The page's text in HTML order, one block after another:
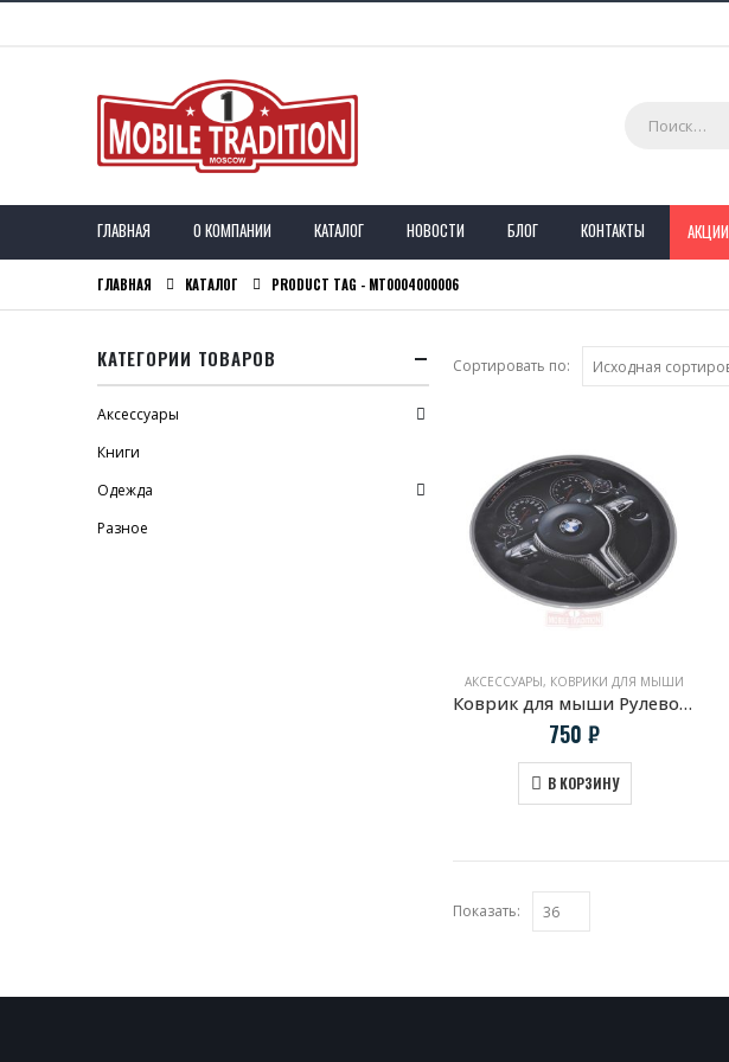
ГЛАВНАЯ О КОМПАНИИ КАТАЛОГ НОВОСТИ БЛОГ КОНТАКТЫ АКЦИИ
ГЛАВНАЯ КАТАЛОГ PRODUCT TAG - MT0004000006
Сортировать по:
АКСЕССУАРЫ, КОВРИКИ ДЛЯ МЫШИ
Коврик для мыши Рулевое колесо BMW M Performance
750 ₽
В КОРЗИНУ
Показать:
КАТЕГОРИИ ТОВАРОВ
Аксессуары
Книги
Одежда
Разное